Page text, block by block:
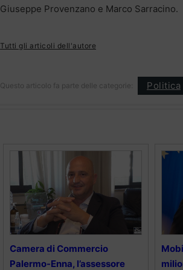
Giuseppe Provenzano e Marco Sarracino.
Tutti gli articoli dell'autore
Questo articolo fa parte delle categorie: Politica
Camera di Commercio
Palermo-Enna, l’assessore